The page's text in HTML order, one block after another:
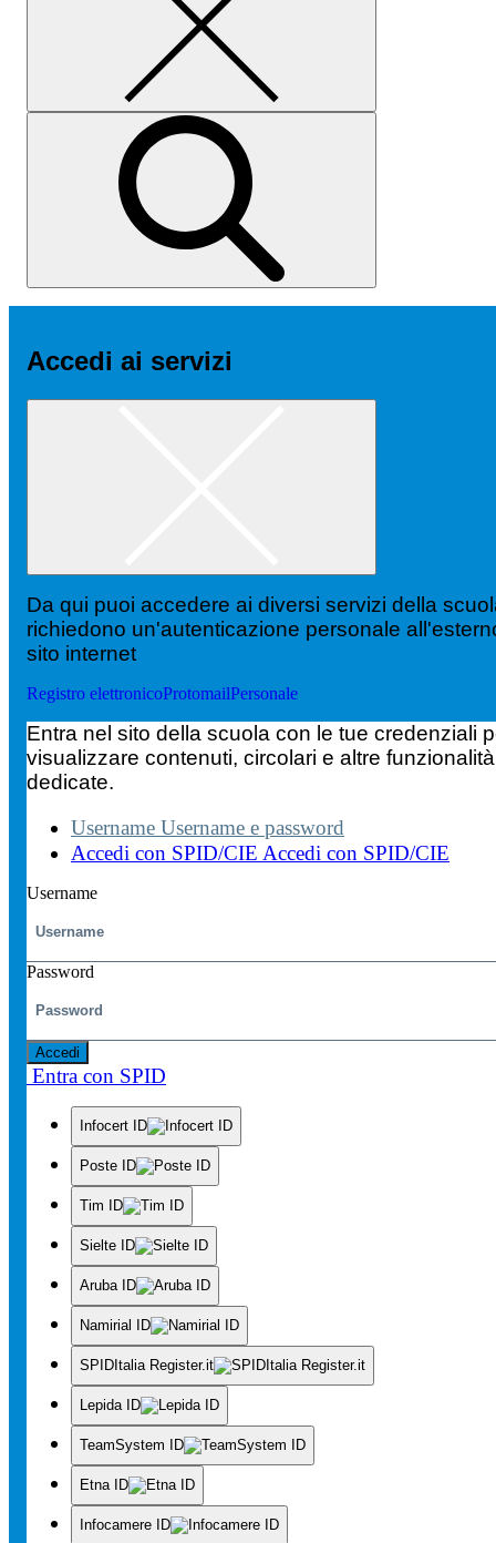
Accedi ai servizi
Da qui puoi accedere ai diversi servizi della
richiedono un'autenticazione personale
sito internet
Registro elettronicoProtomailPersonale
Entra nel sito della scuola con le tue credenziali
visualizzare contenuti, circolari e altre
dedicate.
Username Username e password
Accedi con SPID/CIE Accedi con SPID/CIE
Username
Password
Accedi
Entra con SPID
Infocert ID
Poste ID
Tim ID
Sielte ID
Aruba ID
Namirial ID
SPIDItalia Register.it
Lepida ID
TeamSystem ID
Etna ID
Infocamere ID